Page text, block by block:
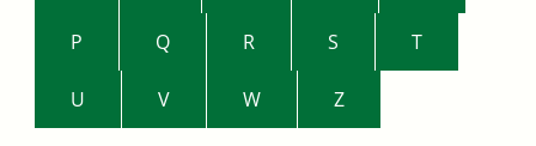
P Q R S T
U V W Z